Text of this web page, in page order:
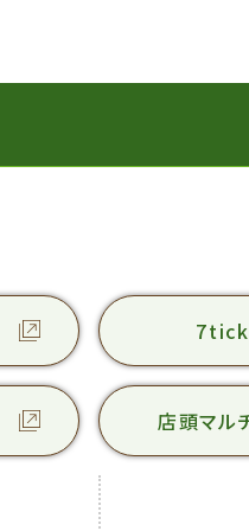
店頭マル